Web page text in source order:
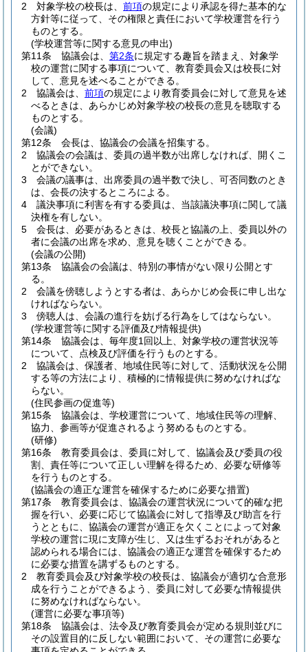
2
対象学校の校長は、 前項の規定により承認を得た基本的な
方針等に従って、その権限と責任において学校運営を行う
ものとする。
(学校運営等に関する意見の申出)
第11条
協議会は、 第2条に規定する趣旨を踏まえ、対象学
校の運営に関する事項について、教育委員会又は校長に対
して、意見を述べることができる。
2
協議会は、 前項の規定により教育委員会に対して意見を述
べるときは、あらかじめ対象学校の校長の意見を聴取する
ものとする。
(会議)
第12条
会長は、協議会の会議を招集する。
2
協議会の会議は、委員の過半数が出席しなければ、開くこ
とができない。
3
会議の議事は、出席委員の過半数で決し、可否同数のとき
は、会長の決するところによる。
4
議決事項に利害を有する委員は、当該議決事項に関して議
決権を有しない。
5
会長は、必要があるときは、校長と協議の上、委員以外の
者に会議の出席を求め、意見を聴くことができる。
(会議の公開)
第13条
協議会の会議は、特別の事情がない限り公開とす
る。
2
会議を傍聴しようとする者は、あらかじめ会長に申し出な
ければならない。
3
傍聴人は、会議の進行を妨げる行為をしてはならない。
(学校運営等に関する評価及び情報提供)
第14条
協議会は、毎年度1回以上、対象学校の運営状況等
について、点検及び評価を行うものとする。
2
協議会は、保護者、地域住民等に対して、活動状況を公開
する等の方法により、積極的に情報提供に努めなければな
らない。
(住民参画の促進等)
第15条
協議会は、学校運営について、地域住民等の理解、
協力、参画等が促進されるよう努めるものとする。
(研修)
第16条
教育委員会は、委員に対して、協議会及び委員の役
割、責任等について正しい理解を得るため、必要な研修等
を行うものとする。
(協議会の適正な運営を確保するために必要な措置)
第17条
教育委員会は、協議会の運営状況について的確な把
握を行い、必要に応じて協議会に対して指導及び助言を行
うとともに、協議会の運営が適正を欠くことによって対象
学校の運営に現に支障が生じ、又は生ずるおそれがあると
認められる場合には、協議会の適正な運営を確保するため
に必要な措置を講ずるものとする。
2
教育委員会及び対象学校の校長は、協議会が適切な合意形
成を行うことができるよう、委員に対して必要な情報提供
に努めなければならない。
(運営に必要な事項等)
第18条
協議会は、法令及び教育委員会が定める規則並びに
その設置目的に反しない範囲において、その運営に必要な